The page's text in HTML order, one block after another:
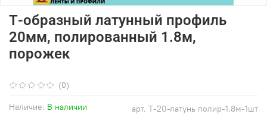
(0)
арт. Т-20-латунь полир-1.8м-1шт
Наличие: В наличии
Т-образный латунный профиль
20мм, полированный 1.8м,
порожек